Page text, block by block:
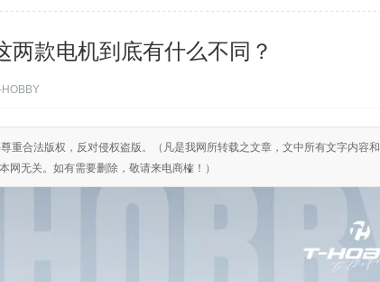
两款电机到底有什么不同？
重合法版权，反对侵权盗版。（凡是我网所转载之文章，文中所有文字内容
网无关。如有需要删除，敬请来电商榷！）